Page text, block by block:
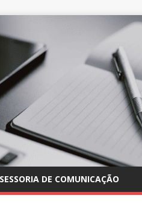
DE COMUNICAÇÃO